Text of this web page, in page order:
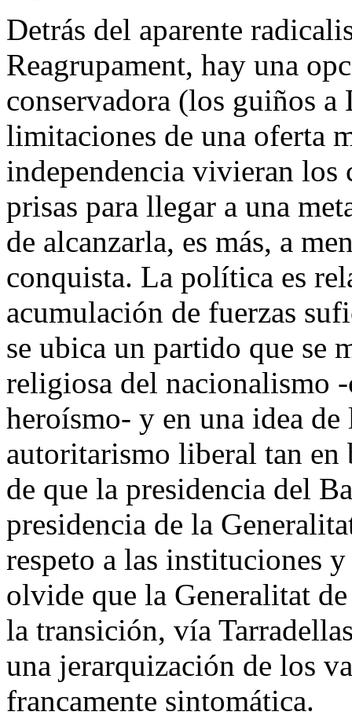
Detrás del aparente
Reagrupament, hay una
conservadora (los guiños
limitaciones de una oferta
independencia vivieran los
prisas para llegar a una
de alcanzarla, es más, a
conquista. La política es
acumulación de fuerzas
se ubica un partido que se
religiosa del nacionalismo
heroísmo- y en una idea
autoritarismo liberal tan
de que la presidencia del
presidencia de la
respeto a las instituciones
olvide que la Generalitat
la transición, vía
una jerarquización de los
francamente sintomática.